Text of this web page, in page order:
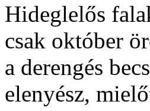
Hideglelős
csak október
a derengés
elenyész,